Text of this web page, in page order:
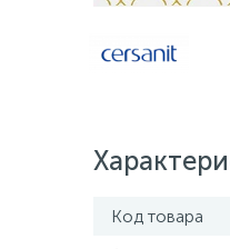
Код товара